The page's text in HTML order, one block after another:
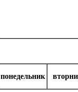
понедельник